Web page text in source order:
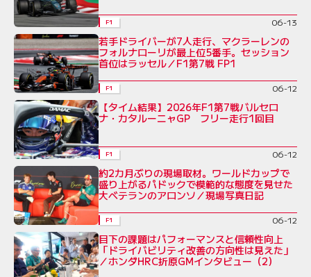
F1 06-13
若手ドライバーが7人走行、マクラーレンの
フォルナローリが最上位5番手。セッション
首位はラッセル／F1第7戦 FP1
F1 06-12
【タイム結果】2026年F1第7戦バルセロ
ナ・カタルーニャGP フリー走行1回目
F1 06-12
約2カ月ぶりの現場取材。ワールドカップで
盛り上がるパドックで模範的な態度を見せた
大ベテランのアロンソ／現場写真日記
F1 06-12
目下の課題はパフォーマンスと信頼性向上
「ドライバビリティ改善の方向性は見えた」
／ホンダHRC折原GMインタビュー（2）